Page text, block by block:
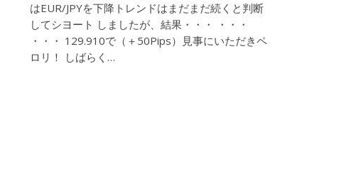
はEUR/JPYを下降トレンドはまだまだ続くと判断
してシヨート しましたが、結果・・・ ・・・
・・・ 129.910で（＋50Pips）見事にいただきペ
ロリ！ しばらく…